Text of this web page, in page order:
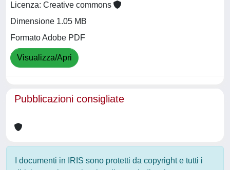
Licenza: Creative commons
Dimensione 1.05 MB
Formato Adobe PDF
Visualizza/Apri
Pubblicazioni consigliate
I documenti in IRIS sono protetti da copyright e tutti i